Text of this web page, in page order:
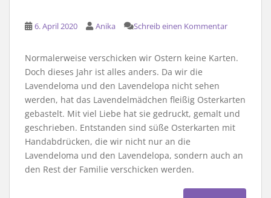
6. April 2020 Anika Schreib einen Kommentar
Normalerweise verschicken wir Ostern keine Karten.
Doch dieses Jahr ist alles anders. Da wir die
Lavendeloma und den Lavendelopa nicht sehen
werden, hat das Lavendelmädchen fleißig Osterkarten
gebastelt. Mit viel Liebe hat sie gedruckt, gemalt und
geschrieben. Entstanden sind süße Osterkarten mit
Handabdrücken, die wir nicht nur an die
Lavendeloma und den Lavendelopa, sondern auch an
den Rest der Familie verschicken werden.